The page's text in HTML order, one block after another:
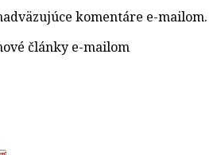
komentáre e-mailom.
články e-mailom